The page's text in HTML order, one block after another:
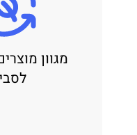
מגוון